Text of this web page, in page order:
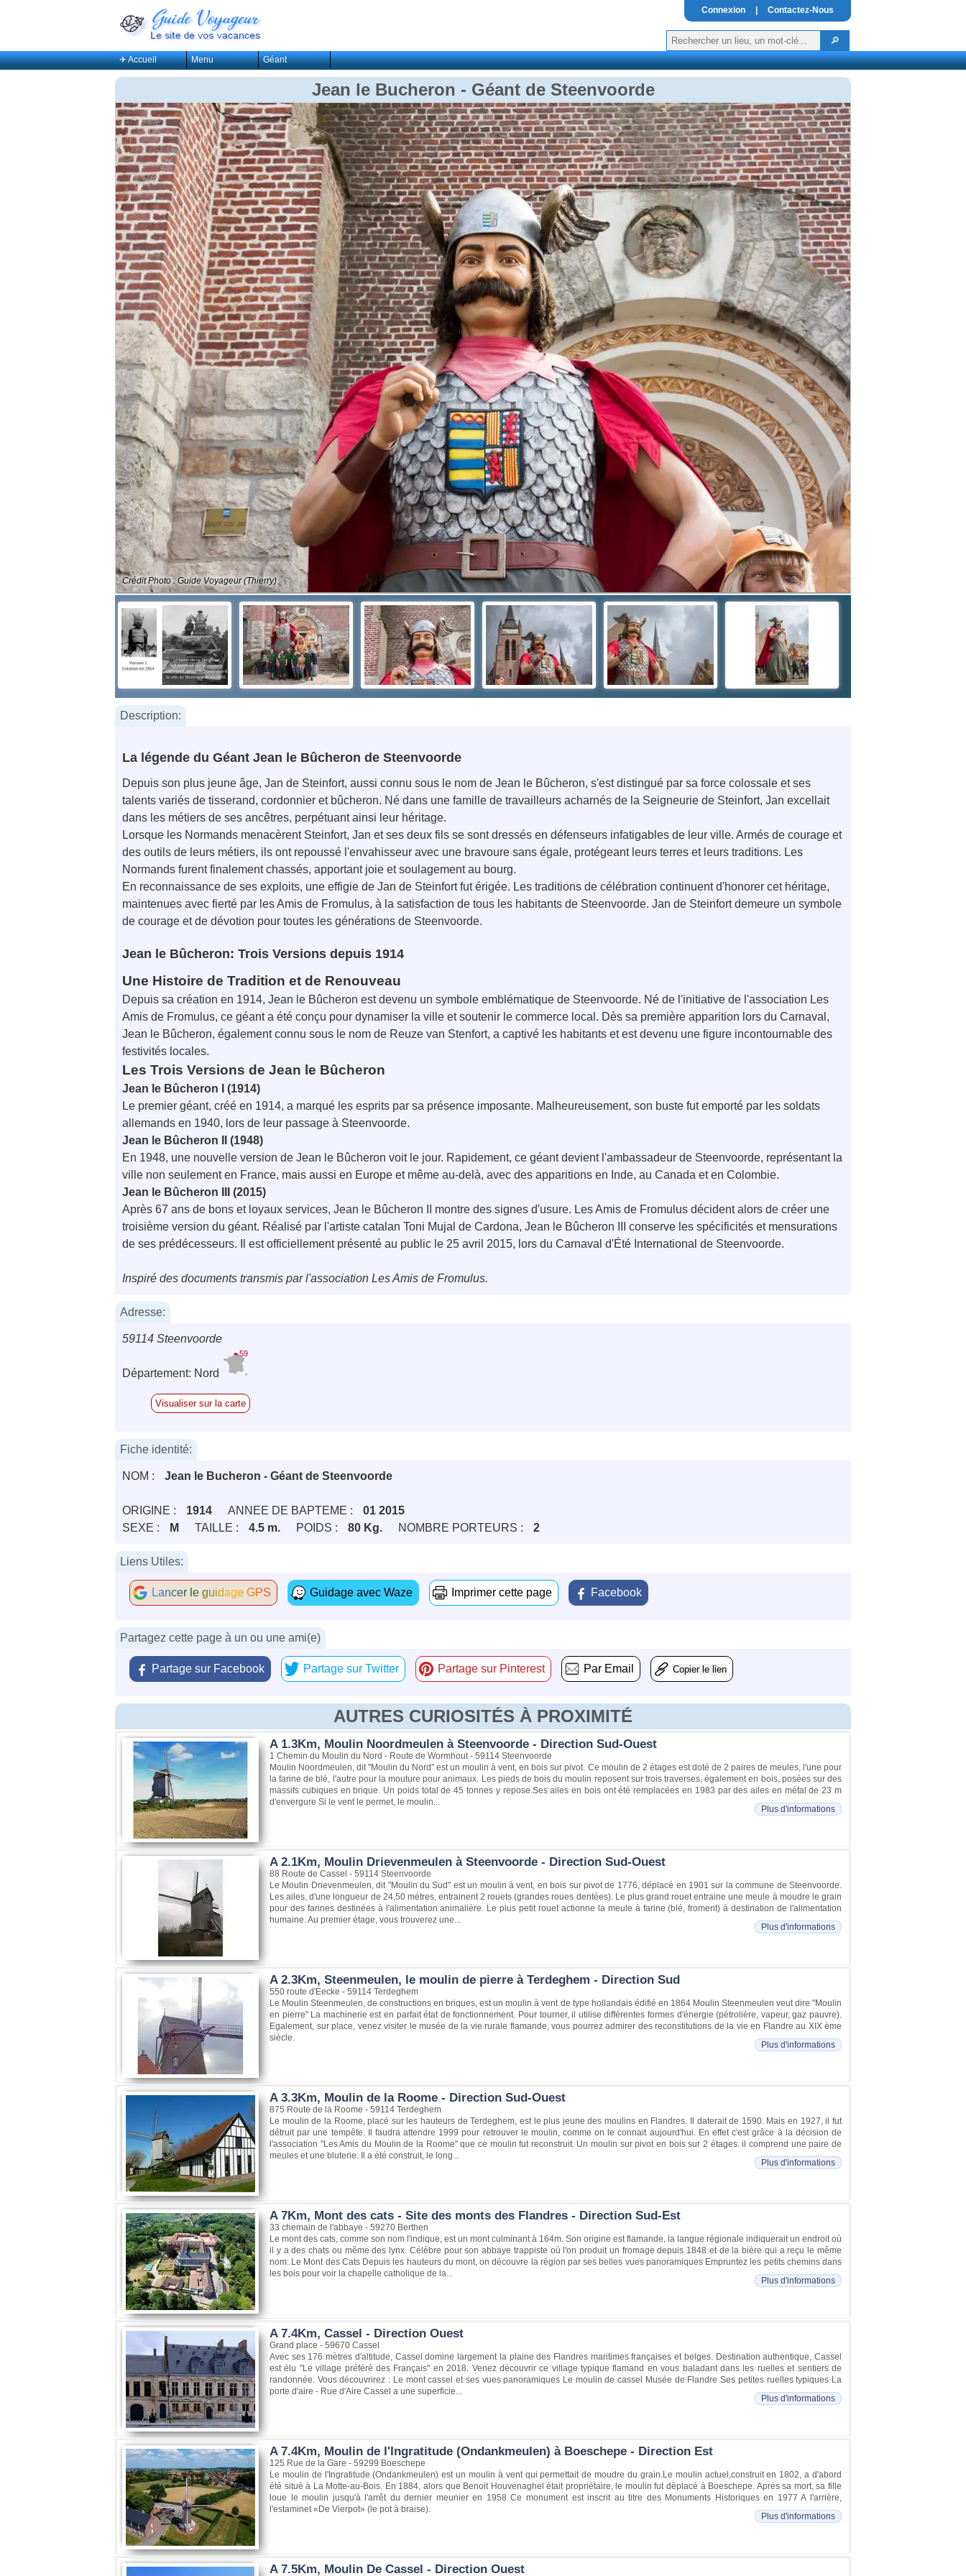
Connexion Contactez-Nous
✈ Accueil Menu Géant
Jean le Bucheron - Géant de Steenvoorde
Crédit Photo : Guide Voyageur (Thierry)
Description:
La légende du Géant Jean le Bûcheron de Steenvoorde
Depuis son plus jeune âge, Jan de Steinfort, aussi connu sous le nom de Jean le Bûcheron, s'est distingué par sa force colossale et ses
talents variés de tisserand, cordonnier et bûcheron. Né dans une famille de travailleurs acharnés de la Seigneurie de Steinfort, Jan excellait
dans les métiers de ses ancêtres, perpétuant ainsi leur héritage.
Lorsque les Normands menacèrent Steinfort, Jan et ses deux fils se sont dressés en défenseurs infatigables de leur ville. Armés de courage et
des outils de leurs métiers, ils ont repoussé l'envahisseur avec une bravoure sans égale, protégeant leurs terres et leurs traditions. Les
Normands furent finalement chassés, apportant joie et soulagement au bourg.
En reconnaissance de ses exploits, une effigie de Jan de Steinfort fut érigée. Les traditions de célébration continuent d'honorer cet héritage,
maintenues avec fierté par les Amis de Fromulus, à la satisfaction de tous les habitants de Steenvoorde. Jan de Steinfort demeure un symbole
de courage et de dévotion pour toutes les générations de Steenvoorde.
Jean le Bûcheron: Trois Versions depuis 1914
Une Histoire de Tradition et de Renouveau
Depuis sa création en 1914, Jean le Bûcheron est devenu un symbole emblématique de Steenvoorde. Né de l'initiative de l'association Les
Amis de Fromulus, ce géant a été conçu pour dynamiser la ville et soutenir le commerce local. Dès sa première apparition lors du Carnaval,
Jean le Bûcheron, également connu sous le nom de Reuze van Stenfort, a captivé les habitants et est devenu une figure incontournable des
festivités locales.
Les Trois Versions de Jean le Bûcheron
Jean le Bûcheron I (1914)
Le premier géant, créé en 1914, a marqué les esprits par sa présence imposante. Malheureusement, son buste fut emporté par les soldats
allemands en 1940, lors de leur passage à Steenvoorde.
Jean le Bûcheron II (1948)
En 1948, une nouvelle version de Jean le Bûcheron voit le jour. Rapidement, ce géant devient l'ambassadeur de Steenvoorde, représentant la
ville non seulement en France, mais aussi en Europe et même au-delà, avec des apparitions en Inde, au Canada et en Colombie.
Jean le Bûcheron III (2015)
Après 67 ans de bons et loyaux services, Jean le Bûcheron II montre des signes d'usure. Les Amis de Fromulus décident alors de créer une
troisième version du géant. Réalisé par l'artiste catalan Toni Mujal de Cardona, Jean le Bûcheron III conserve les spécificités et mensurations
de ses prédécesseurs. Il est officiellement présenté au public le 25 avril 2015, lors du Carnaval d'Été International de Steenvoorde.
Inspiré des documents transmis par l'association Les Amis de Fromulus.
Adresse:
59114 Steenvoorde
Département: Nord
59
Visualiser sur la carte
Fiche identité:
NOM : Jean le Bucheron - Géant de Steenvoorde
ORIGINE : 1914 ANNEE DE BAPTEME :
01 2015
SEXE :
M TAILLE : 4.5 m. POIDS : 80 Kg. NOMBRE PORTEURS : 2
Liens Utiles:
Lancer le guidage GPS Guidage avec Waze Imprimer cette page Facebook
Partagez cette page à un ou une ami(e)
Partage sur Facebook Partage sur Twitter Partage sur Pinterest Par Email Copier le lien
AUTRES CURIOSITÉS À PROXIMITÉ
A 1.3Km, Moulin Noordmeulen à Steenvoorde - Direction Sud-Ouest
1 Chemin du Moulin du Nord - Route de Wormhout - 59114 Steenvoorde
Moulin Noordmeulen, dit "Moulin du Nord" est un moulin à vent, en bois sur pivot. Ce moulin de 2 étages est doté de 2 paires de meules, l'une pour
la farine de blé, l'autre pour la mouture pour animaux. Les pieds de bois du moulin reposent sur trois traverses, également en bois, posées sur des
massifs cubiques en brique. Un poids total de 45 tonnes y repose.Ses ailes en bois ont été remplacées en 1983 par des ailes en métal de 23 m
d'envergure Si le vent le permet, le moulin...
Plus d'informations
A 2.1Km, Moulin Drievenmeulen à Steenvoorde - Direction Sud-Ouest
88 Route de Cassel - 59114 Steenvoorde
Le Moulin Drievenmeulen, dit "Moulin du Sud" est un moulin à vent, en bois sur pivot de 1776, déplacé en 1901 sur la commune de Steenvoorde.
Les ailes, d'une longueur de 24,50 métres, entrainent 2 rouets (grandes roues dentées). Le plus grand rouet entraine une meule à moudre le grain
pour des farines destinées à l'alimentation animaliére. Le plus petit rouet actionne la meule à farine (blé, froment) à destination de l'alimentation
humaine. Au premier étage, vous trouverez une...
Plus d'informations
A 2.3Km, Steenmeulen, le moulin de pierre à Terdeghem - Direction Sud
550 route d'Eecke - 59114 Terdeghem
Le Moulin Steenmeulen, de constructions en briques, est un moulin à vent de type hollandais édifié en 1864 Moulin Steenmeulen veut dire "Moulin
en pierre" La machinerie est en parfait état de fonctionnement. Pour tourner, il utilise différentes formes d'énergie (pétrolière, vapeur, gaz pauvre).
Egalement, sur place, venez visiter le musée de la vie rurale flamande, vous pourrez admirer des reconstitutions de la vie en Flandre au XIX ème
siècle.
Plus d'informations
A 3.3Km, Moulin de la Roome - Direction Sud-Ouest
875 Route de la Roome - 59114 Terdeghem
Le moulin de la Roome, placé sur les hauteurs de Terdeghem, est le plus jeune des moulins en Flandres. Il daterait de 1590. Mais en 1927, il fut
détruit par une tempête. Il faudra attendre 1999 pour retrouver le moulin, comme on le connait aujourd'hui. En effet c'est grâce à la décision de
l'association "Les Amis du Moulin de la Roome" que ce moulin fut reconstruit. Un moulin sur pivot en bois sur 2 étages. il comprend une paire de
meules et une bluterie. Il a été construit, le long...
Plus d'informations
A 7Km, Mont des cats - Site des monts des Flandres - Direction Sud-Est
33 chemain de l'abbaye - 59270 Berthen
Le mont des cats, comme son nom l'indique, est un mont culminant à 164m. Son origine est flamande, la langue régionale indiquerait un endroit où
il y a des chats ou même des lynx. Célèbre pour son abbaye trappiste où l'on produit un fromage depuis 1848 et de la bière qui a reçu le même
nom: Le Mont des Cats Depuis les hauteurs du mont, on découvre la région par ses belles vues panoramiques Empruntez les petits chemins dans
les bois pour voir la chapelle catholique de la...
Plus d'informations
A 7.4Km, Cassel - Direction Ouest
Grand place - 59670 Cassel
Avec ses 176 mètres d'altitude, Cassel domine largement la plaine des Flandres maritimes françaises et belges. Destination authentique, Cassel
est élu "Le village préféré des Français" en 2018. Venez découvrir ce village typique flamand en vous baladant dans les ruelles et sentiers de
randonnée. Vous découvrirez : Le mont cassel et ses vues panoramiques Le moulin de cassel Musée de Flandre Ses petites ruelles typiques La
porte d'aire - Rue d'Aire Cassel a une superficie...
Plus d'informations
A 7.4Km, Moulin de l'Ingratitude (Ondankmeulen) à Boeschepe - Direction Est
125 Rue de la Gare - 59299 Boeschepe
Le moulin de l'Ingratitude (Ondankmeulen) est un moulin à vent qui permettait de moudre du grain.Le moulin actuel,construit en 1802, a d'abord
été situé à La Motte-au-Bois. En 1884, alors que Benoit Houvenaghel était propriétaire, le moulin fut déplacé à Boeschepe. Après sa mort, sa fille
loue le moulin jusqu'à l'arrêt du dernier meunier en 1958 Ce monument est inscrit au titre des Monuments Historiques en 1977 A l'arrière,
l'estaminet «De Vierpot» (le pot à braise).
Plus d'informations
A 7.5Km, Moulin De Cassel - Direction Ouest